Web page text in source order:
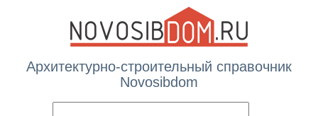
Архитектурно-строительный справочник
Novosibdom